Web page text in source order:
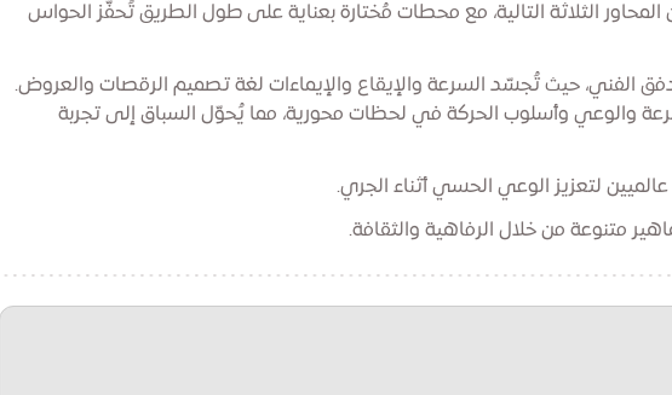
الثلاثة التالية، مع محطات مُختارة بعناية على طول الطريق تُحفّز الحواس
الفني، حيث تُجسّد السرعة والإيقاع والإيماءات لغة تصميم الرقصات والعروض.
والوعي وأسلوب الحركة في لحظات محورية، مما يُحوّل السباق إلى تجربة
عالميين لتعزيز الوعي الحسي أثناء الجري.
متنوعة من خلال الرفاهية والثقافة.